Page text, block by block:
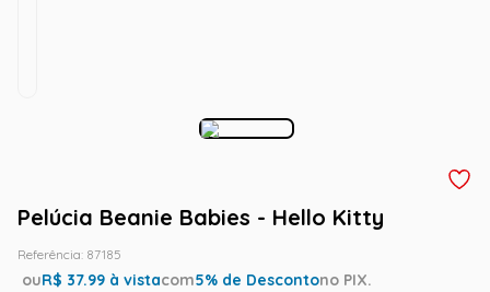
Pelúcia Beanie Babies - Hello Kitty
Referência: 87185
ouR$ 37.99 à vistacom5% de Descontono PIX.